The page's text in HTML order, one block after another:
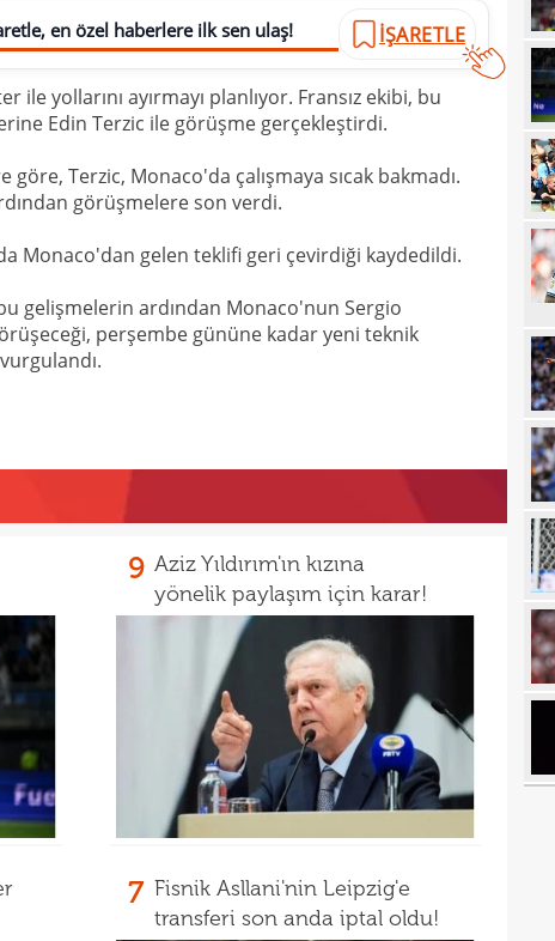
en özel haberlere ilk sen ulaş! İŞARETLE
yollarını ayırmayı planlıyor. Fransız ekibi, bu
Edin Terzic ile görüşme gerçekleştirdi.
göre, Terzic, Monaco'da çalışmaya sıcak bakmadı.
görüşmelere son verdi.
Monaco'dan gelen teklifi geri çevirdiği kaydedildi.
gelişmelerin ardından Monaco'nun Sergio
perşembe gününe kadar yeni teknik
9 Aziz Yıldırım'ın kızına
yönelik paylaşım için karar!
7 Fisnik Asllani'nin Leipzig'e
transferi son anda iptal oldu!
Rulli